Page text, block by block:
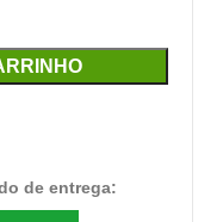
de entrega: